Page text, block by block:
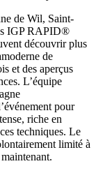
de Wil, Saint-
IGP RAPID®
découvrir plus
de
et des aperçus
L’équipe
pour
riche en
techniques. Le
limité à